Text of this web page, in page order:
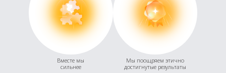
Вместе мы
сильнее
Мы поощряем этично
достигнутые результаты